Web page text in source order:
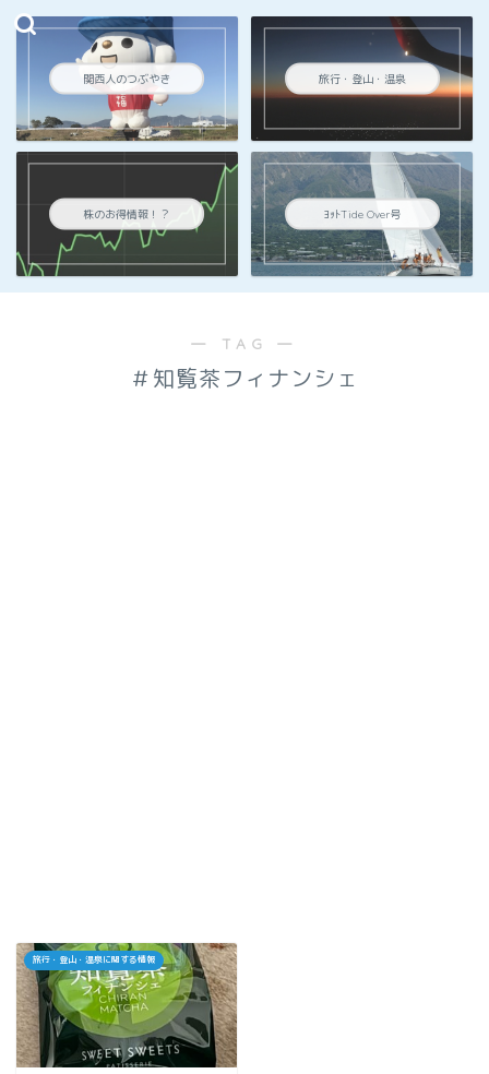
関西人のつぶやき 旅行・登山・温泉
株のお得情報！？ ﾖｯﾄTide Over号
― TAG ―
＃知覧茶フィナンシェ
旅行・登山・温泉に関する情報